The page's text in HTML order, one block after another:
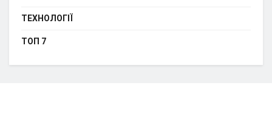
ТЕХНОЛОГІЇ
ТОП 7